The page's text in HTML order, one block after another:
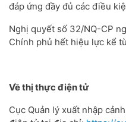
đáp ứng đầy đủ các điều
Nghị quyết số 32/NQ-CP
Chính phủ hết hiệu lực kể
Về thị thực điện tử
Cục Quản lý xuất nhập